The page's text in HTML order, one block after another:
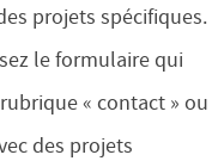
projets spécifiques.
le formulaire qui
« contact » ou
des projets